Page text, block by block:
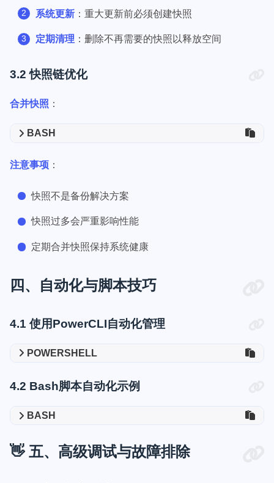
系统更新：重大更新前必须创建快照
定期清理 ：删除不再需要的快照以释放空间
3.2 快照链优化
合并快照 ：
BASH
注意事项 ：
快照不是备份解决方案
快照过多会严重影响性能
定期合并快照保持系统健康
四、自动化与脚本技巧
4.1 使用PowerCLI自动化管理
POWERSHELL
4.2 Bash脚本自动化示例
BASH
👋 五、高级调试与故障排除